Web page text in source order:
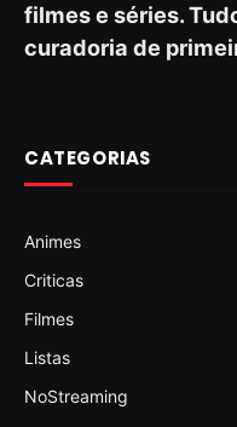
filmes e séries.
curadoria de
CATEGORIAS
Animes
Criticas
Filmes
Listas
NoStreaming